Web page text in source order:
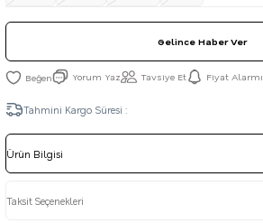
Gelince Haber Ver
Yorum Yaz Tavsiye Et Fiyat Alarmı
Tahmini Kargo Süresi :
Ürün Bilgisi
Taksit Seçenekleri